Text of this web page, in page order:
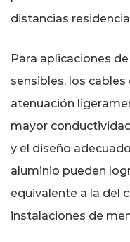
distancias
Para aplicaciones
sensibles, los
atenuación
mayor
y el diseño
aluminio pueden
equivalente a la del
instalaciones de